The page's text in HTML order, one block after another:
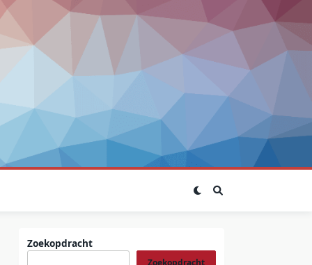
Zoekopdracht
Zoekopdracht